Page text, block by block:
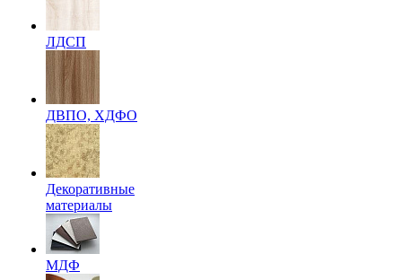
ЛДСП
ДВПО, ХДФО
Декоративные
материалы
МДФ